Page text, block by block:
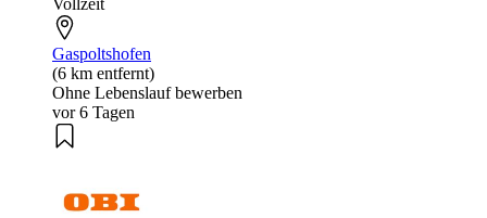
Gaspoltshofen
(6 km entfernt)
Ohne Lebenslauf bewerben
vor 6 Tagen